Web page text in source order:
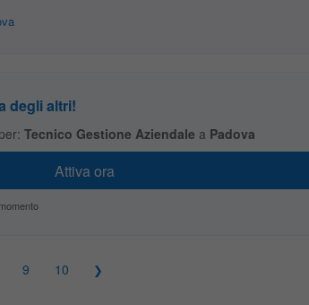
degli altri!
Tecnico Gestione Aziendale a Padova
9 10